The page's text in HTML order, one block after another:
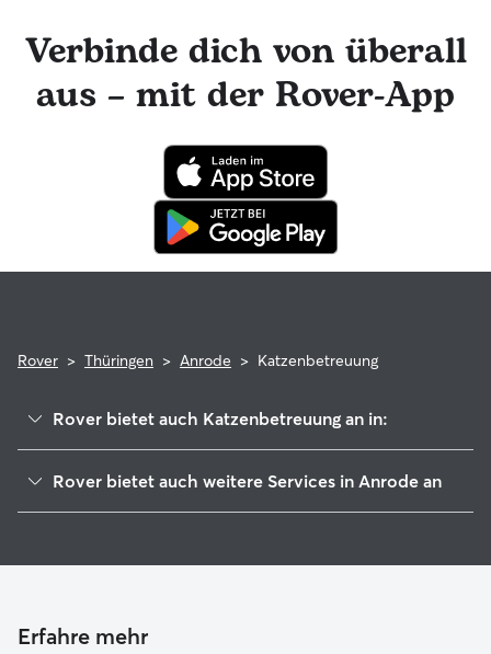
engagierte Rover-Team ist für dich da und dein Katzensitter
hat die Möglichkeit, professionelle tierärztliche Beratung in
Anspruch zu nehmen. Im seltenen Fall eines Problems
während der Buchung kannst du beruhigt sein, denn deine
tierärztliche Behandlungen erstattet.
Verbinde dich von überall
aus – mit der Rover-App
Rover > Thüringen > Anrode > Katzenbetreuung
Rover bietet auch Katzenbetreuung an in:
Ershausen
Meinhard
Rover bietet auch weitere Services in Anrode an
Gassi-Service in Anrode
Erfahre mehr